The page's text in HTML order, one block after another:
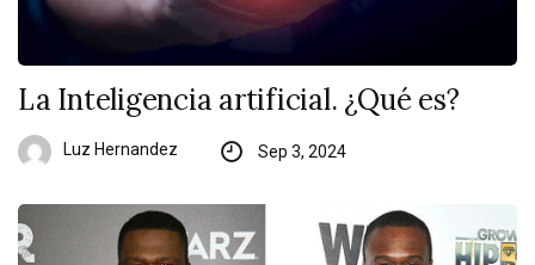
La Inteligencia artificial. ¿Qué es?
Luz Hernandez Sep 3, 2024